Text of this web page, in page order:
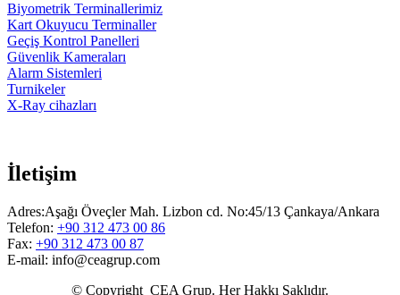
Biyometrik Terminallerimiz
Kart Okuyucu Terminaller
Geçiş Kontrol Panelleri
Güvenlik Kameraları
Alarm Sistemleri
Turnikeler
X-Ray cihazları
İletişim
Adres:Aşağı Öveçler Mah. Lizbon cd. No:45/13 Çankaya/Ankara
Telefon: +90 312 473 00 86
Fax: +90 312 473 00 87
E-mail: info@ceagrup.com
© Copyright CEA Grup. Her Hakkı Saklıdır.